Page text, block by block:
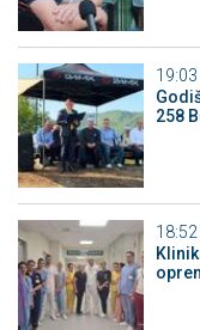
19:03
258
18:52